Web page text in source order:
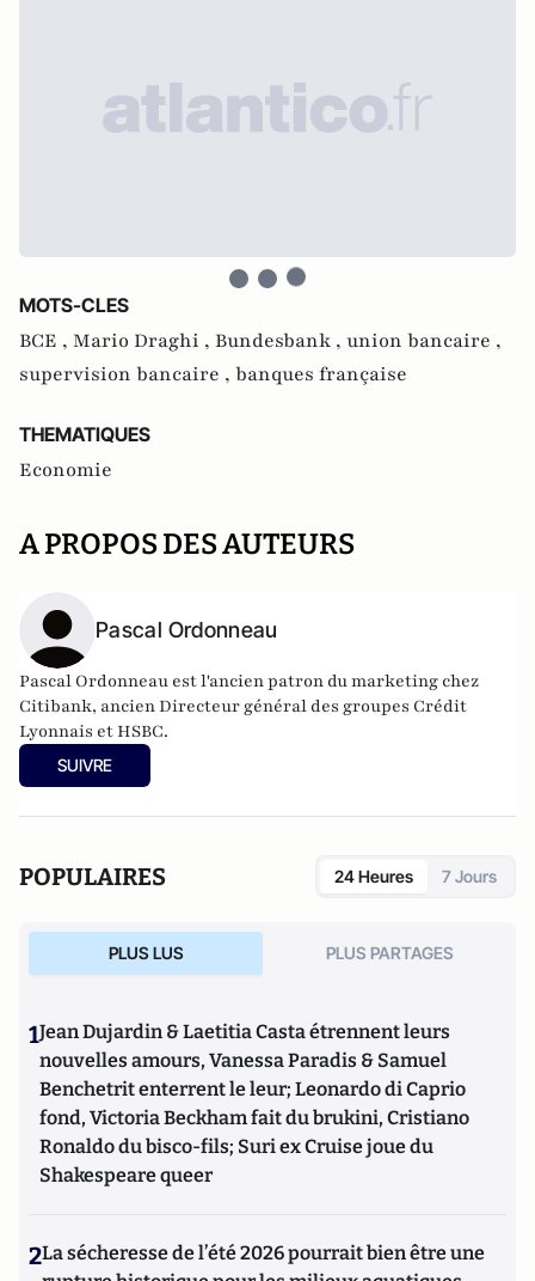
MOTS-CLES
BCE , Mario Draghi , Bundesbank , union bancaire ,
supervision bancaire , banques française
THEMATIQUES
Economie
A PROPOS DES AUTEURS
Pascal Ordonneau
Pascal Ordonneau est l'ancienpatron du marketing chez
Citibank, ancien Directeur général des groupes Crédit
Lyonnais et HSBC.
Il a notamment publié
critique de la banque et de la finance
économiques et financières.
SUIVRE
POPULAIRES 24 Heures 7 Jours
PLUS LUS PLUS PARTAGES
1Jean Dujardin & Laetitia Casta étrennent leurs
nouvelles amours, Vanessa Paradis & Samuel
Benchetrit enterrent le leur; Leonardo di Caprio
fond, Victoria Beckham fait du brukini, Cristiano
Ronaldo du bisco-fils; Suri ex Cruise joue du
Shakespeare queer
2La sécheresse de l’été 2026 pourrait bien être une